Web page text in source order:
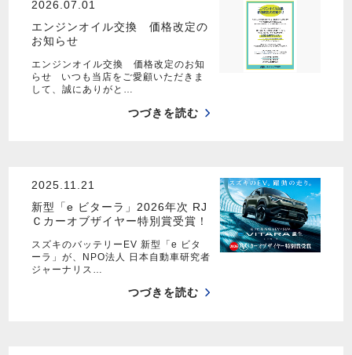
2026.07.01
エンジンオイル交換 価格改定の
お知らせ
エンジンオイル交換 価格改定のお知
らせ いつも当店をご愛顧いただきま
して、誠にありがと…
つづきを読む
2025.11.21
新型「e ビターラ」2026年次 RJ
Ｃカーオブザイヤー特別賞受賞！
スズキのバッテリーEV 新型「e ビタ
ーラ」が、NPO法人 日本自動車研究者
ジャーナリス…
つづきを読む